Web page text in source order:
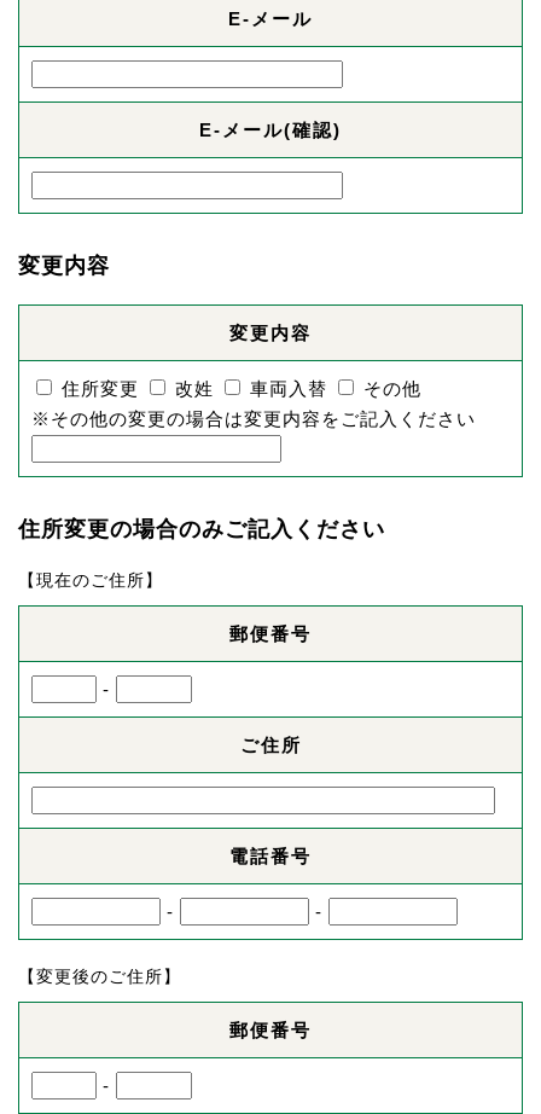
E-メール
E-メール(確認)
変更内容
変更内容
住所変更 改姓 車両入替
その他
※その他の変更の場合は変更内容をご記入ください
住所変更の場合のみご記入ください
【現在のご住所】
郵便番号
-
ご住所
電話番号
- -
【変更後のご住所】
郵便番号
-